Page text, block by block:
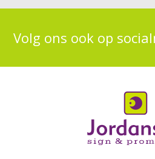
Volg ons ook op